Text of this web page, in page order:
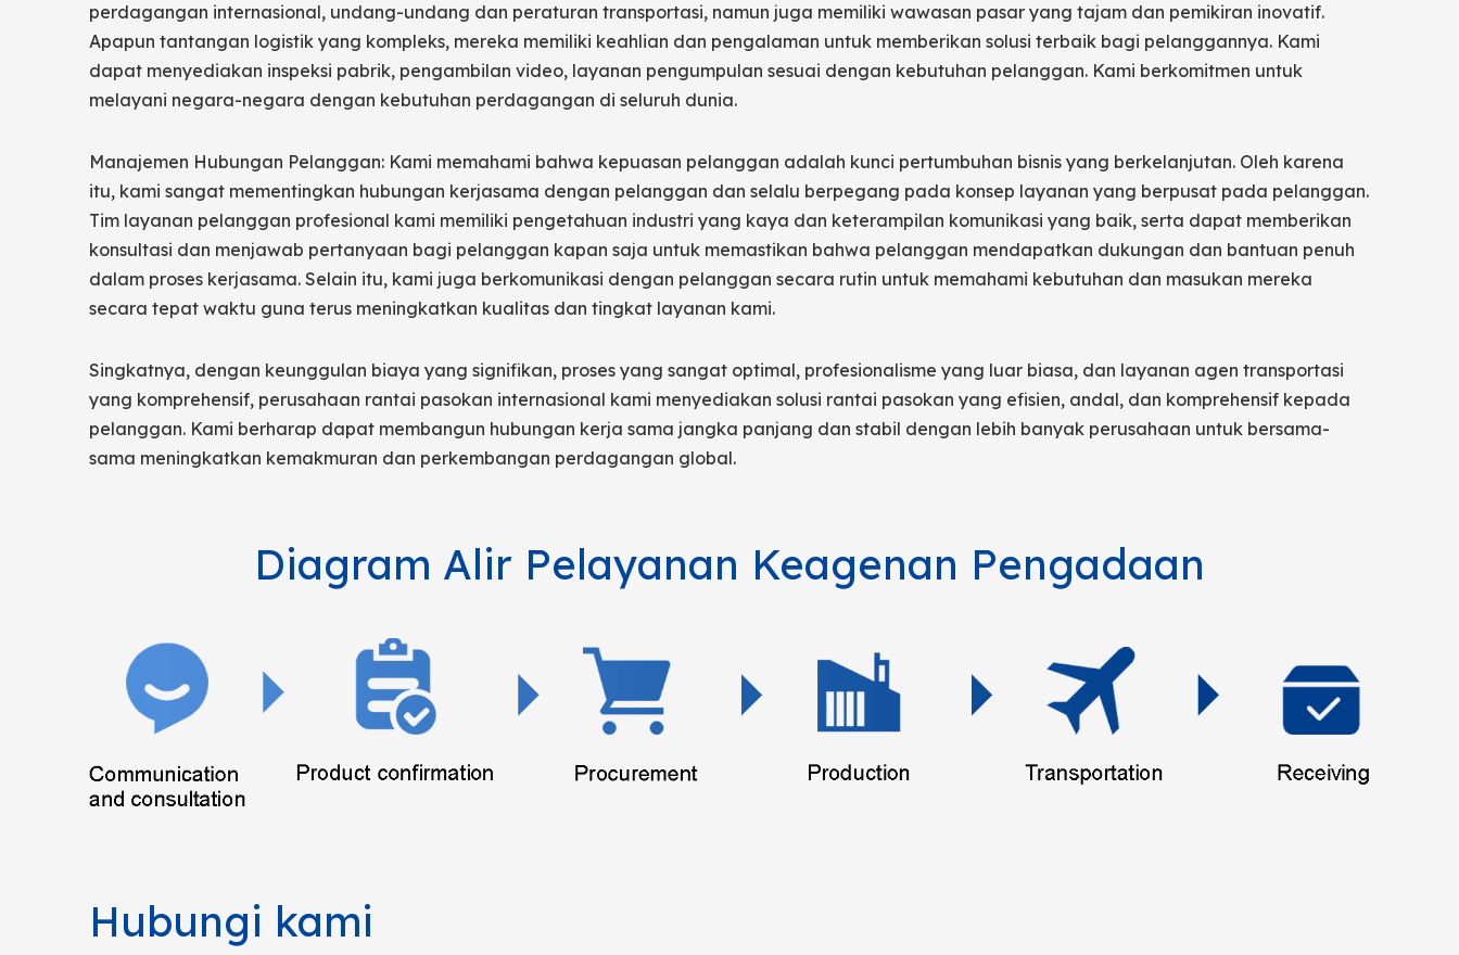
perdagangan internasional, undang-undang dan peraturan transportasi, namun juga memiliki wawasan pasar yang tajam dan pemikiran inovatif.
Apapun tantangan logistik yang kompleks, mereka memiliki keahlian dan pengalaman untuk memberikan solusi terbaik bagi pelanggannya. Kami
dapat menyediakan inspeksi pabrik, pengambilan video, layanan pengumpulan sesuai dengan kebutuhan pelanggan. Kami berkomitmen untuk
melayani negara-negara dengan kebutuhan perdagangan di seluruh dunia.
Manajemen Hubungan Pelanggan: Kami memahami bahwa kepuasan pelanggan adalah kunci pertumbuhan bisnis yang berkelanjutan. Oleh karena
itu, kami sangat mementingkan hubungan kerjasama dengan pelanggan dan selalu berpegang pada konsep layanan yang berpusat pada pelanggan.
Tim layanan pelanggan profesional kami memiliki pengetahuan industri yang kaya dan keterampilan komunikasi yang baik, serta dapat memberikan
konsultasi dan menjawab pertanyaan bagi pelanggan kapan saja untuk memastikan bahwa pelanggan mendapatkan dukungan dan bantuan penuh
dalam proses kerjasama. Selain itu, kami juga berkomunikasi dengan pelanggan secara rutin untuk memahami kebutuhan dan masukan mereka
secara tepat waktu guna terus meningkatkan kualitas dan tingkat layanan kami.
Singkatnya, dengan keunggulan biaya yang signifikan, proses yang sangat optimal, profesionalisme yang luar biasa, dan layanan agen transportasi
yang komprehensif, perusahaan rantai pasokan internasional kami menyediakan solusi rantai pasokan yang efisien, andal, dan komprehensif kepada
pelanggan. Kami berharap dapat membangun hubungan kerja sama jangka panjang dan stabil dengan lebih banyak perusahaan untuk bersama-
sama meningkatkan kemakmuran dan perkembangan perdagangan global.
Diagram Alir Pelayanan Keagenan Pengadaan
Hubungi kami